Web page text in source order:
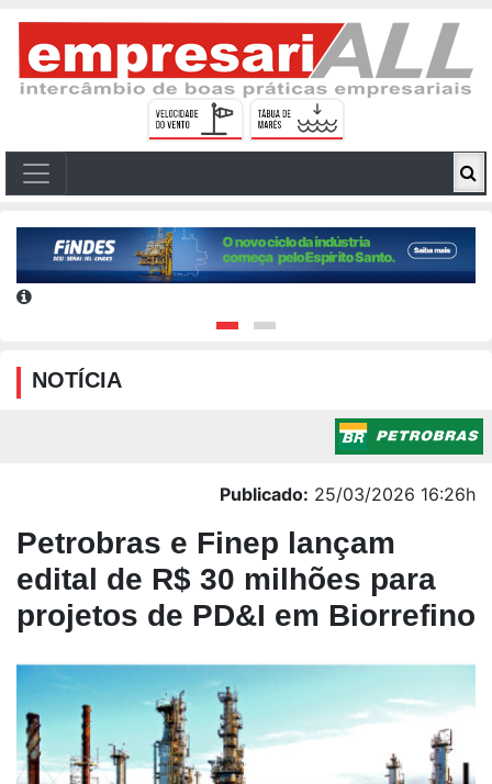
NOTÍCIA
Publicado: 25/03/2026 16:26h
Petrobras e Finep lançam
edital de R$ 30 milhões para
projetos de PD&I em Biorrefino